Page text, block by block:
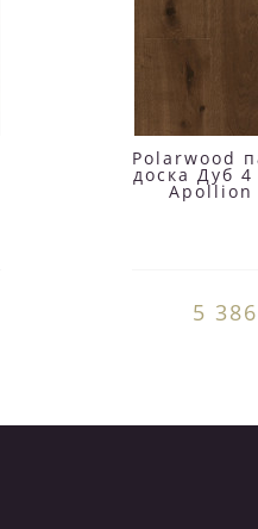
Polarwood
доска Дуб
Apollion
5